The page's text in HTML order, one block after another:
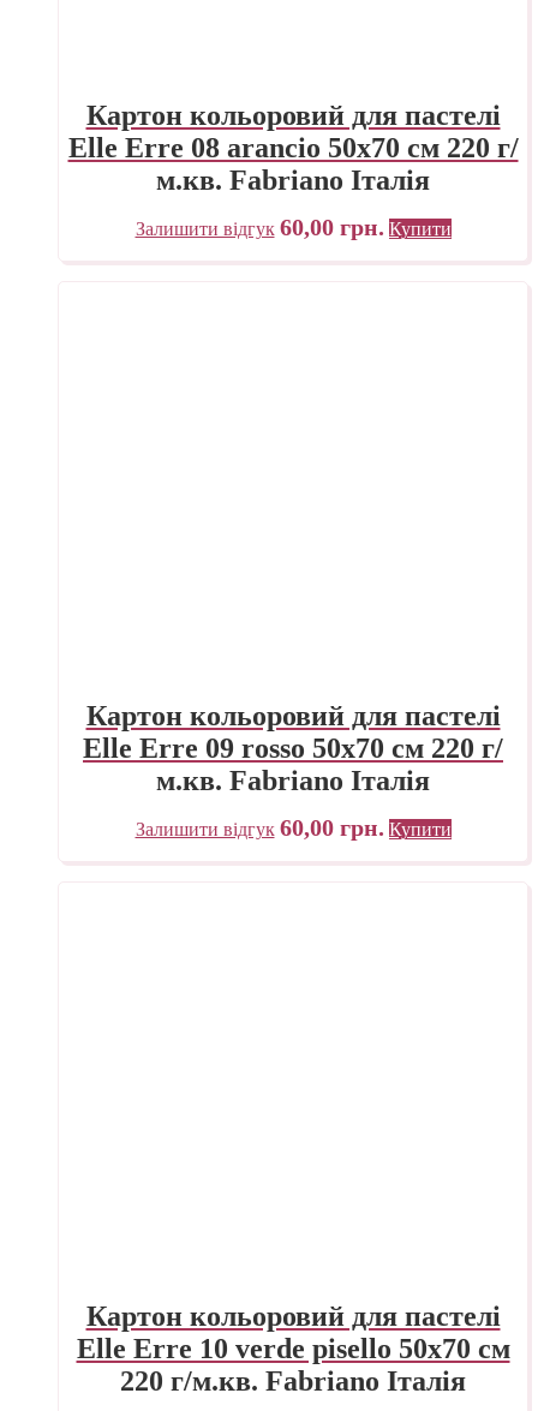
Картон кольоровий для пастелі
Elle Erre 08 arancio 50х70 см 220 г/
м.кв. Fabriano Італія
Залишити відгук 60,00 грн. Купити
Картон кольоровий для пастелі
Elle Erre 09 rosso 50х70 см 220 г/
м.кв. Fabriano Італія
Залишити відгук 60,00 грн. Купити
Картон кольоровий для пастелі
Elle Erre 10 verde pisello 50х70 см
220 г/м.кв. Fabriano Італія